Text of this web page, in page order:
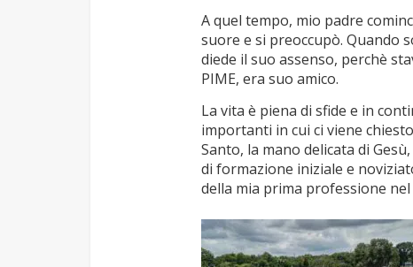
A quel tempo, mio padre
suore e si preoccupò. Quando
diede il suo assenso, perchè
PIME, era suo amico.
La vita è piena di sfide e in
importanti in cui ci viene
Santo, la mano delicata di
di formazione iniziale e
della mia prima professione nel